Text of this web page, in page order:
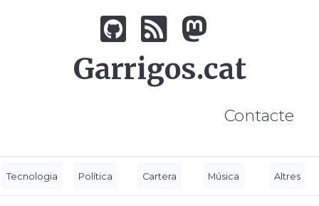
Garrigos.cat
Contacte
Tecnologia Política Cartera Música Altres